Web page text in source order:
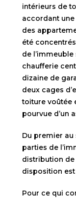
intérieurs de
accordant
des
été
de
chaufferie
dizaine de
deux cages
toiture voûtée
pourvue d’un
Du premier au
parties de
distribution de
disposition est
Pour ce qui